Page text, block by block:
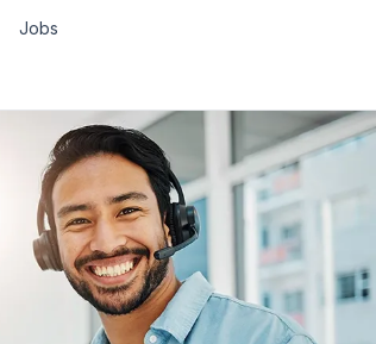
Jobs